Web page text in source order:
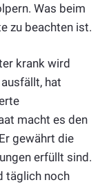
Was beim
zu beachten ist.
krank wird
hat
macht es den
gewährt die
erfüllt sind.
täglich noch